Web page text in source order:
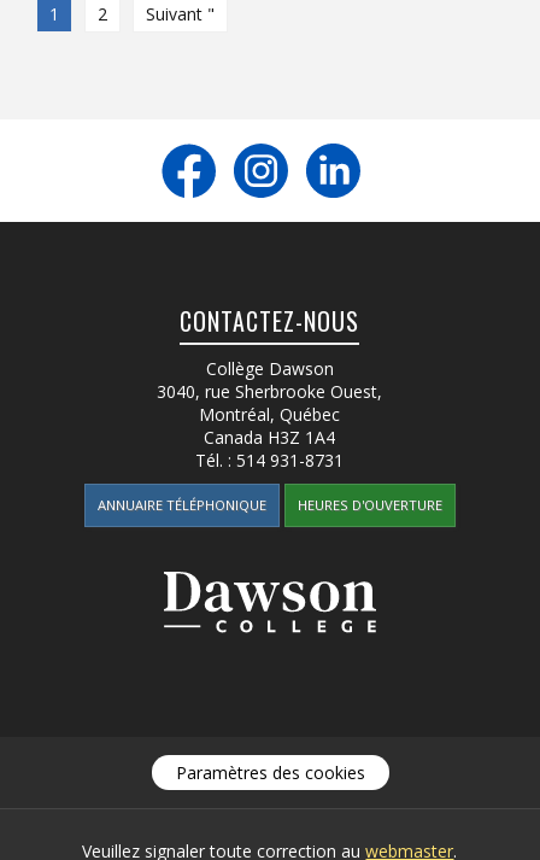
1 2 Suivant "
CONTACTEZ-NOUS
Collège Dawson
3040, rue Sherbrooke Ouest,
Montréal, Québec
Canada H3Z 1A4
Tél. :514 931-8731
ANNUAIRE TÉLÉPHONIQUE HEURES D'OUVERTURE
Paramètres des cookies
Veuillez signaler toute correction auwebmaster.